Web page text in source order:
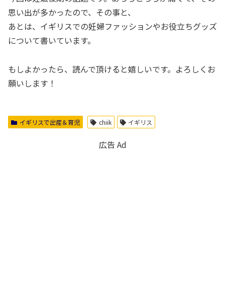
思い出が多かったので、その事と、
あとは、イギリスでの妊婦ファッションやお役立ちグッズ
について書いています。
もしよかったら、読んで頂けると嬉しいです。よろしくお
願いします！
イギリスで出産＆育児 chiik イギリス
広告 Ad